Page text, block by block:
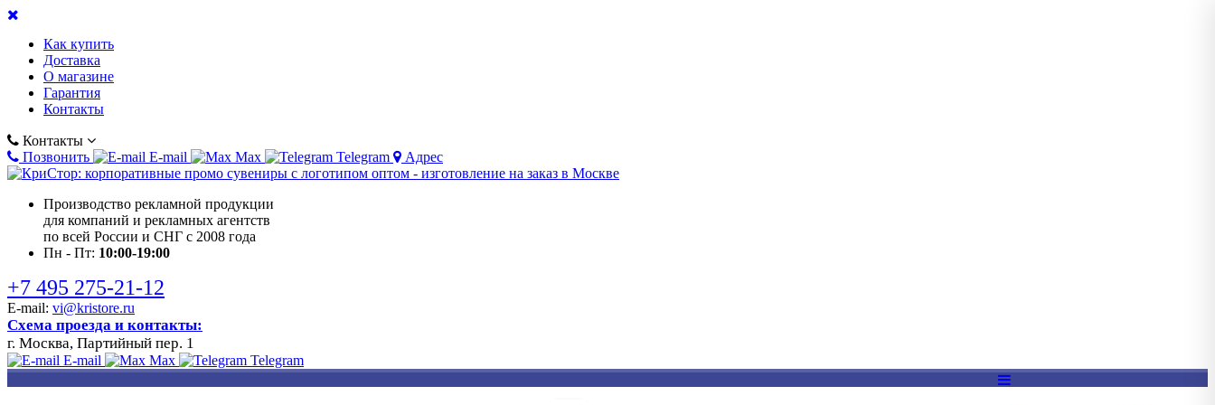
Как купить
Доставка
О магазине
Гарантия
Контакты
Контакты
Позвонить
E-mail Max Telegram Адрес
Производство рекламной продукции
для компаний и рекламных агентств
по всей России и СНГ с 2008 года
Пн - Пт: 10:00-19:00
+7 495 275-21-12
E-mail: vi@kristore.ru
Схема проезда и контакты:
г. Москва, Партийный пер. 1
E-mail Max Telegram